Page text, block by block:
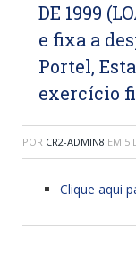
DE 1999
e fixa a
Portel,
exercício
POR CR2-ADMIN8 EM 5
Clique aqui